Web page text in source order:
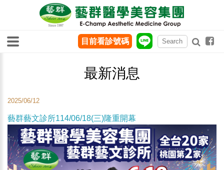
最新消息
2025/06/12
藝群藝文診所114/06/18(三)隆重開幕
目前看診號碼